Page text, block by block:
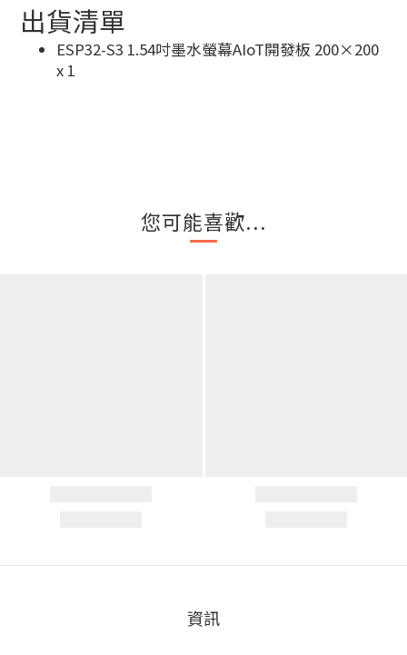
出貨清單
ESP32-S3 1.54吋墨水螢幕AIoT開發板 200×200
x 1
您可能喜歡...
資訊